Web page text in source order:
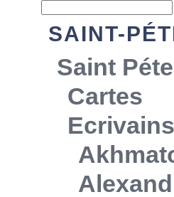
SAINT-
Saint
Cartes
Ecrivains